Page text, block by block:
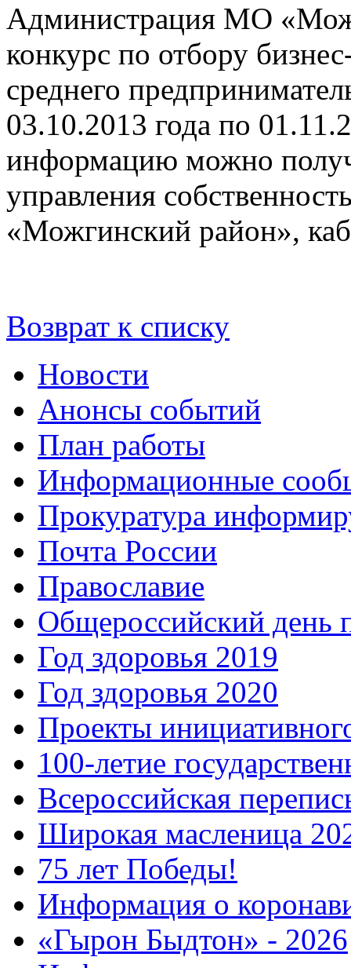
Администрация МО
конкурс по отбору
среднего
03.10.2013 года по
информацию можно
управления
«Можгинский район»,
Возврат к списку
Новости
Анонсы событий
План работы
Информационные
Прокуратура
Почта России
Православие
Общероссийский день
Год здоровья 2019
Год здоровья 2020
Проекты
100-летие
Всероссийская
Широкая масленица
75 лет Победы!
Информация о
«Гырон Быдтон» - 2026